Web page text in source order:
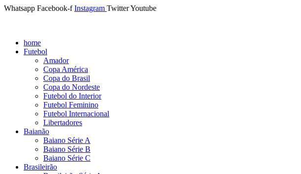
Whatsapp Facebook-f Instagram TwitterYoutube
home
Futebol
Amador
Copa América
Copa do Brasil
Copa do Nordeste
Futebol do Interior
Futebol Feminino
Futebol Internacional
Libertadores
Baianão
Baiano Série A
Baiano Série B
Baiano Série C
Brasileirão